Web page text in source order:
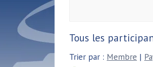
Tous les
Trier par : Membre |